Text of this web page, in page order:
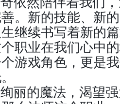
。新的技能、新
继续书写着新的
职业在我们心中
游戏角色，更是
丽的魔法，渴望